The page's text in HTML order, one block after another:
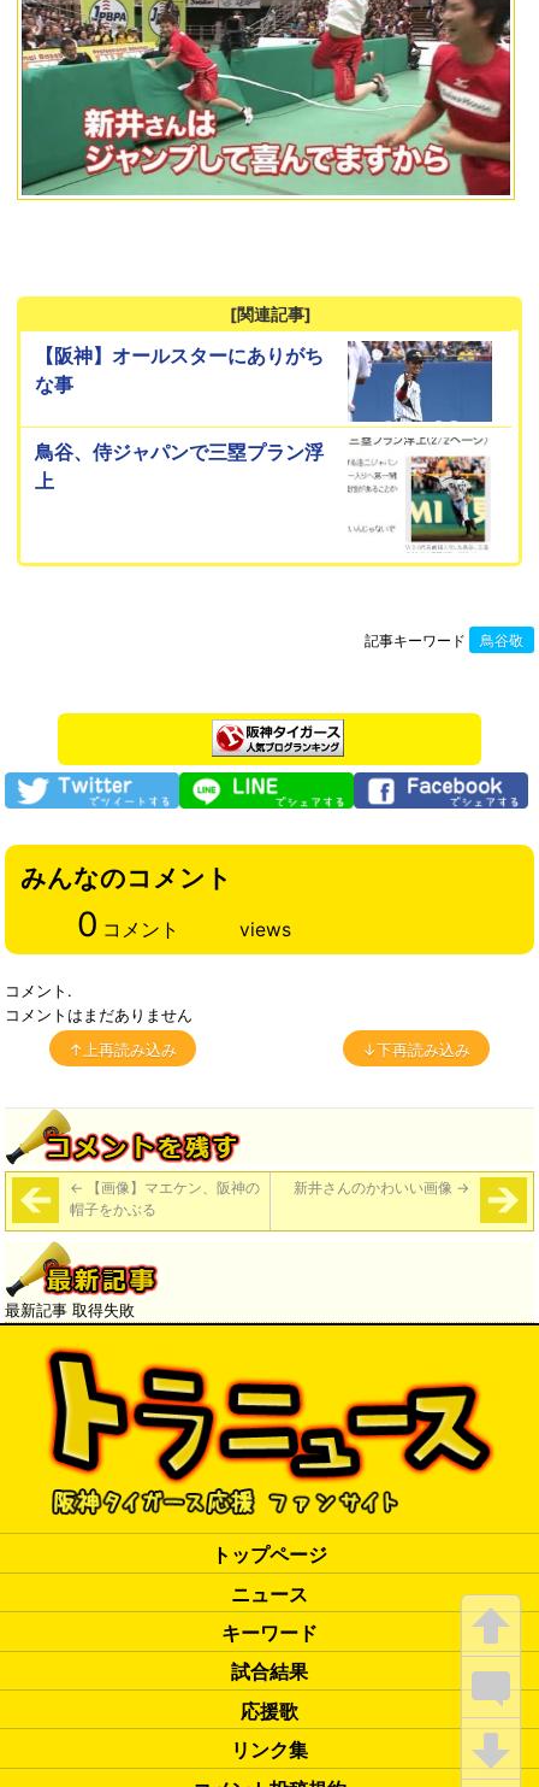
[関連記事]
【阪神】オールスターにありがち
な事
鳥谷、侍ジャパンで三塁プラン浮
上
記事キーワード 鳥谷敬
みんなのコメント
0 コメント views
コメント.
コメントはまだありません
↑上再読み込み
↓下再読み込み
← 【画像】マエケン、阪神の
帽子をかぶる
新井さんのかわいい画像 →
最新記事 取得失敗
トップページ
ニュース
キーワード
試合結果
応援歌
リンク集